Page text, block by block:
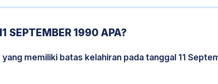
SEPTEMBER 1990 APA?
memiliki batas kelahiran pada tanggal 11